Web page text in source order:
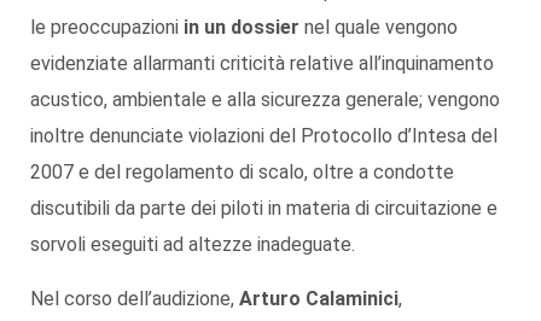
le preoccupazioni in un dossier nel quale vengono
evidenziate allarmanti criticità relative all’inquinamento
acustico, ambientale e alla sicurezza generale; vengono
inoltre denunciate violazioni del Protocollo d’Intesa del
2007 e del regolamento di scalo, oltre a condotte
discutibili da parte dei piloti in materia di circuitazione e
sorvoli eseguiti ad altezze inadeguate.
Nel corso dell’audizione, Arturo Calaminici,